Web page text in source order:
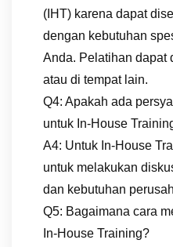
(IHT) karena dapat
dengan kebutuhan
Anda. Pelatihan dapat
atau di tempat lain.
Q4: Apakah ada
untuk In-House
A4: Untuk In-House
untuk melakukan
dan kebutuhan
Q5: Bagaimana cara
In-House Training?